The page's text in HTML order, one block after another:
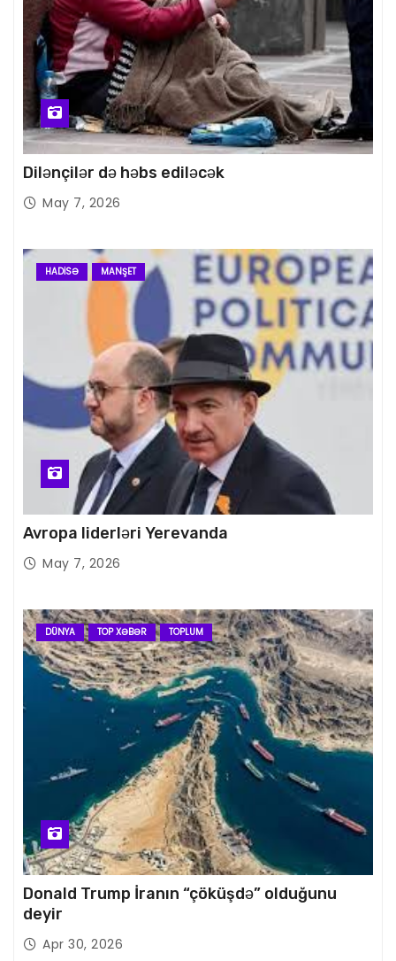
Dilənçilər də həbs ediləcək
May 7, 2026
HADISƏ MANŞET
Avropa liderləri Yerevanda
May 7, 2026
DÜNYA TOP XƏBƏR TOPLUM
Donald Trump İranın “çöküşdə” olduğunu
deyir
Apr 30, 2026